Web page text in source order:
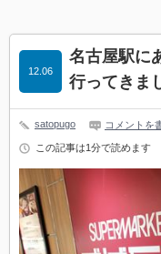
名古屋駅に
行ってきま
12.06
satopugo コメントを
この記事は1分で読めます